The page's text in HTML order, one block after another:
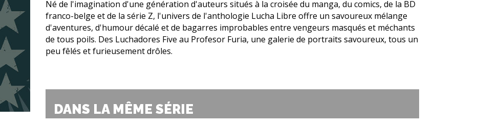
Né de l'imagination d'une génération d'auteurs situés à la croisée du manga, du comics, de la BD
franco-belge et de la série Z, l'univers de l'anthologie Lucha Libre offre un savoureux mélange
d'aventures, d'humour décalé et de bagarres improbables entre vengeurs masqués et méchants
de tous poils. Des Luchadores Five au Profesor Furia, une galerie de portraits savoureux, tous un
peu fêlés et furieusement drôles.
DANS LA MÊME SÉRIE